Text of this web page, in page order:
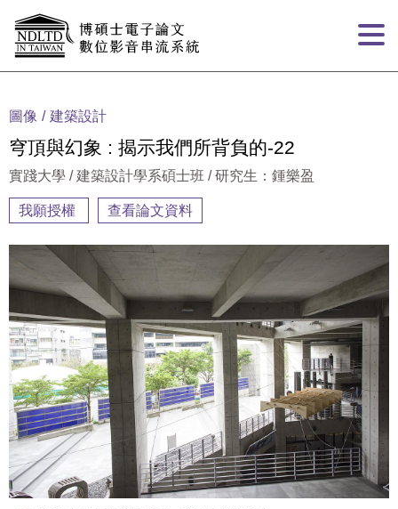
圖像 建築設計
穹頂與幻象 : 揭示我們所背負的-22
實踐大學 / 建築設計學系碩士班 / 研究生：鍾樂盈
我願授權 查看論文資料